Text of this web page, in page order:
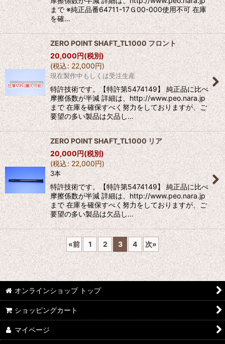
まで ※純正品番64711-17Ｇ00-000使用不可 在庫
を確…
ZERO POINT SHAFT_TL1000 フロント
20,000円(税別)
(税込: 22,000円)
現在製作中もしくは受注生産
特許技術です。【特許第5474149】 純正品に比べ
摩擦係数が半減 詳細は、http://www.peo.nara.jp
まで 在庫を確保すべく努力をしておりますが、ご
要望の多い製品は欠品し…
ZERO POINT SHAFT_TL1000 リア
20,000円(税別)
(税込: 22,000円)
3本
特許技術です。【特許第5474149】 純正品に比べ
摩擦係数が半減 詳細は、http://www.peo.nara.jp
まで 在庫を確保すべく努力をしておりますが、ご
要望の多い製品は欠品し…
«前 1 2 3 4 次»
オンラインショップ トップ
ショッピングカート
マイページ